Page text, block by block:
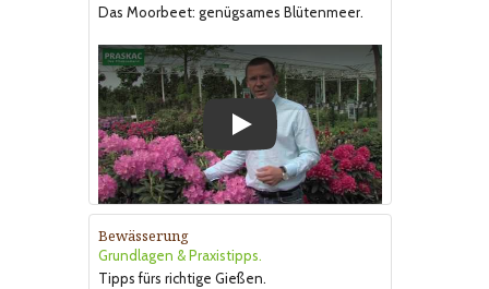
Das Moorbeet: genügsames Blütenmeer.
Play
Bewässerung
Grundlagen & Praxistipps.
Tipps fürs richtige Gießen.